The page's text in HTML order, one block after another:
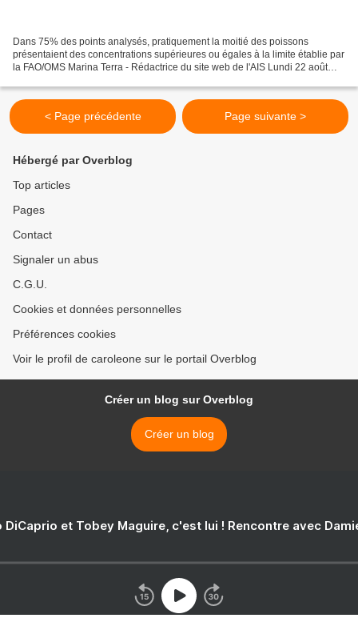
Dans 75% des points analysés, pratiquement la moitié des poissons
présentaient des concentrations supérieures ou égales à la limite établie par
la FAO/OMS Marina Terra - Rédactrice du site web de l'AIS Lundi 22 août
< Page précédente Page suivante >
Hébergé par Overblog
Top articles
Pages
Contact
Signaler un abus
C.G.U.
Cookies et données personnelles
Préférences cookies
Voir le profil de caroleone sur le portail Overblog
Créer un blog sur Overblog
Créer un blog
DiCaprio et Tobey Maguire, c'est lui ! Rencontre avec